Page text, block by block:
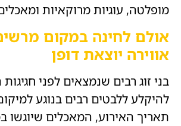
מופלטה, עוגיות מרוקאיות
אולם לחינה במקום
אווירה יוצאת דופן
בני זוג רבים שנמצאים לפני
להיקלע ללבטים רבים בנוגע
תאריך האירוע, המאכלים שיוגשו